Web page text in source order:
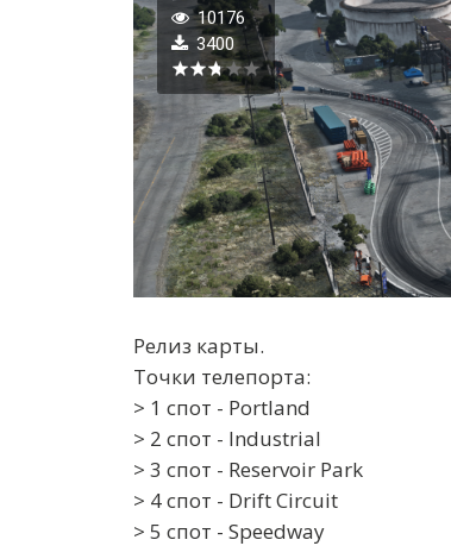
10176
3400
Релиз карты.
Точки телепорта:
> 1 спот - Portland
> 2 спот - Industrial
> 3 спот - Reservoir Park
> 4 спот - Drift Circuit
> 5 спот - Speedway